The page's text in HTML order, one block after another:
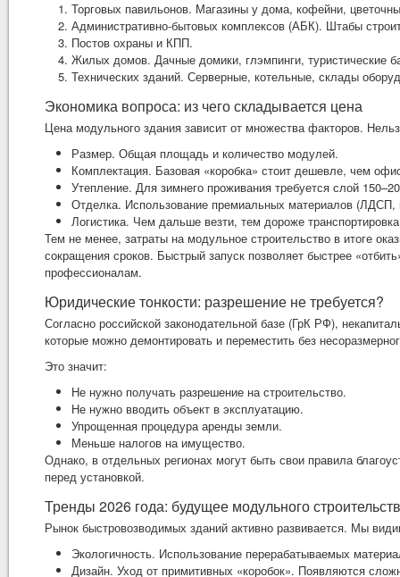
Торговых павильонов. Магазины у дома, кофейни,
Административно-бытовых комплексов (АБК). Штабы
Постов охраны и КПП.
Жилых домов. Дачные домики, глэмпинги, туристические
Технических зданий. Серверные, котельные, склады
Экономика вопроса: из чего складывается цена
Цена модульного здания зависит от множества факторов.
Размер. Общая площадь и количество модулей.
Комплектация. Базовая «коробка» стоит дешевле, чем
Утепление. Для зимнего проживания требуется слой
Отделка. Использование премиальных материалов (ЛДСП,
Логистика. Чем дальше везти, тем дороже
Тем не менее, затраты на модульное строительство в итоге
сокращения сроков. Быстрый запуск позволяет быстрее
профессионалам.
Юридические тонкости: разрешение не требуется?
Согласно российской законодательной базе (ГрК РФ),
которые можно демонтировать и переместить без
Это значит:
Не нужно получать разрешение на строительство.
Не нужно вводить объект в эксплуатацию.
Упрощенная процедура аренды земли.
Меньше налогов на имущество.
Однако, в отдельных регионах могут быть свои правила
перед установкой.
Тренды 2026 года: будущее модульного
Рынок быстровозводимых зданий активно развивается. Мы
Экологичность. Использование перерабатываемых
Дизайн. Уход от примитивных «коробок». Появляются